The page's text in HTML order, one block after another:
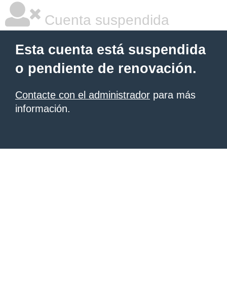
Cuenta suspendida
Esta cuenta está suspendida
o pendiente de renovación.
Contacte con el administrador para más
información.